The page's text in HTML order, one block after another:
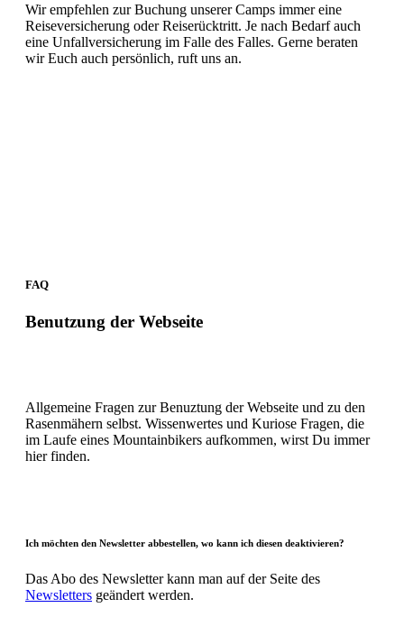
Wir empfehlen zur Buchung unserer Camps immer eine
Reiseversicherung oder Reiserücktritt. Je nach Bedarf auch
eine Unfallversicherung im Falle des Falles. Gerne beraten
wir Euch auch persönlich, ruft uns an.
FAQ
Benutzung der Webseite
Allgemeine Fragen zur Benuztung der Webseite und zu den
Rasenmähern selbst. Wissenwertes und Kuriose Fragen, die
im Laufe eines Mountainbikers aufkommen, wirst Du immer
hier finden.
Ich möchten den Newsletter abbestellen, wo kann ich diesen deaktivieren?
Das Abo des Newsletter kann man auf der Seite des
Newsletters geändert werden.